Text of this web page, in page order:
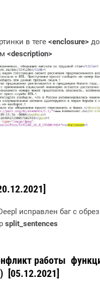
в теге <enclosure>
<description>
исправлен баг с
split_sentences
работы
[05.12.2021]